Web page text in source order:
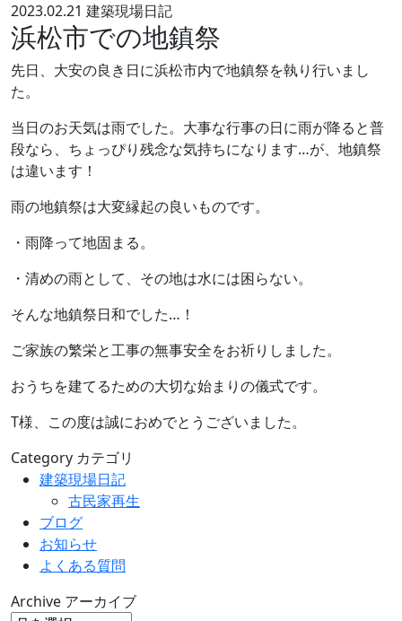
2023.02.21 建築現場日記
浜松市での地鎮祭
先日、大安の良き日に浜松市内で地鎮祭を執り行いまし
た。
当日のお天気は雨でした。大事な行事の日に雨が降ると普
段なら、ちょっぴり残念な気持ちになります…が、地鎮祭
は違います！
雨の地鎮祭は大変縁起の良いものです。
・雨降って地固まる。
・清めの雨として、その地は水には困らない。
そんな地鎮祭日和でした…！
ご家族の繁栄と工事の無事安全をお祈りしました。
おうちを建てるための大切な始まりの儀式です。
T様、この度は誠におめでとうございました。
Category カテゴリ
建築現場日記
古民家再生
ブログ
お知らせ
よくある質問
Archive アーカイブ